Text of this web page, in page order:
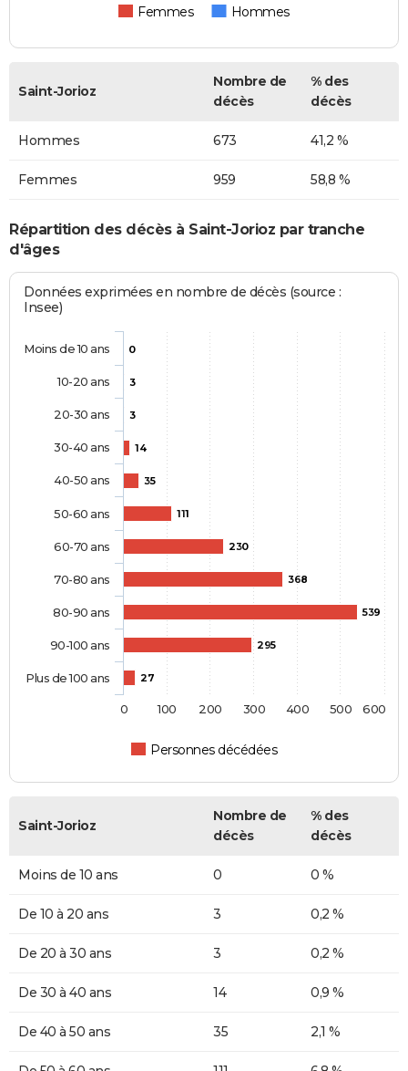
Femmes Hommes
Saint-Jorioz
Nombre de
décès
% des
décès
Hommes 673 41,2 %
Femmes 959 58,8 %
Répartition des décès à Saint-Jorioz par tranche
d'âges
Données exprimées en nombre de décès (source :
Insee)
0
3
3
14
35
111
230
368
539
295
27
Personnes décédées
Moins de 10 ans
10-20 ans
20-30 ans
30-40 ans
40-50 ans
50-60 ans
60-70 ans
70-80 ans
80-90 ans
90-100 ans
Plus de 100 ans
0 100 200 300 400 500 600
Saint-Jorioz
Nombre de
décès
% des
décès
Moins de 10 ans 0 0 %
De 10 à 20 ans 3 0,2 %
De 20 à 30 ans 3 0,2 %
De 30 à 40 ans 14 0,9 %
De 40 à 50 ans 35 2,1 %